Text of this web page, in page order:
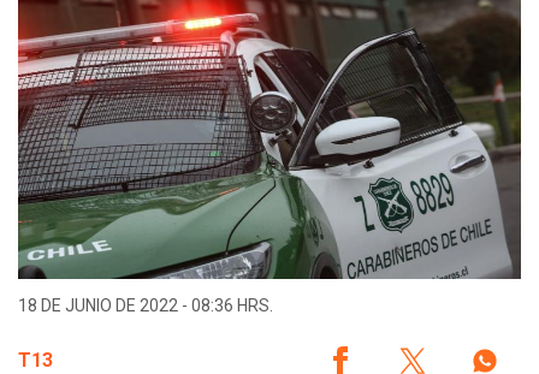
18 DE JUNIO DE 2022 - 08:36 HRS.
T13